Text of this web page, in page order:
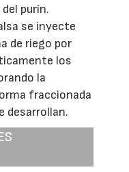
purín.
se inyecte
de riego por
los
la
fraccionada
desarrollan.